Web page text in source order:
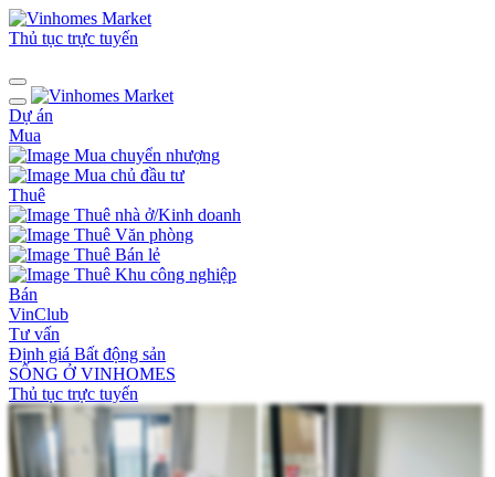
Thủ tục trực tuyến
Dự án
Mua
Mua chuyển nhượng
Mua chủ đầu tư
Thuê
Thuê nhà ở/Kinh doanh
Thuê Văn phòng
Thuê Bán lẻ
Thuê Khu công nghiệp
Bán
VinClub
Tư vấn
Định giá Bất động sản
SỐNG Ở VINHOMES
Thủ tục trực tuyến